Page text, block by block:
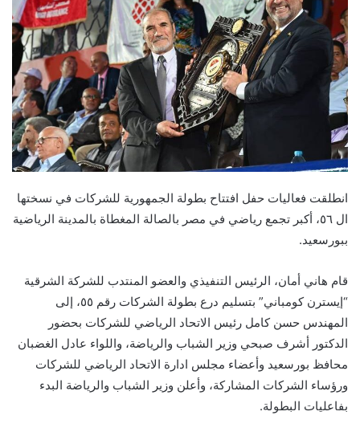
انطلقت فعاليات حفل افتتاح بطولة الجمهورية للشركات في نسختها
ال ٥٦، أكبر تجمع رياضي في مصر بالصالة المغطاة بالمدينة الرياضية
ببورسعيد.
قام هاني أمان، الرئيس التنفيذي والعضو المنتدب للشركة الشرقية
“إيسترن كومباني” بتسليم درع بطولة الشركات رقم ٥٥، إلى
المهندس حسن كامل رئيس الاتحاد الرياضي للشركات بحضور
الدكتور أشرف صبحي وزير الشباب والرياضة، واللواء عادل الغضبان
محافظ بورسعيد وأعضاء مجلس ادارة الاتحاد الرياضي للشركات
ورؤساء الشركات المشاركة، وأعلن وزير الشباب والرياضة البدء
بفاعليات البطولة.